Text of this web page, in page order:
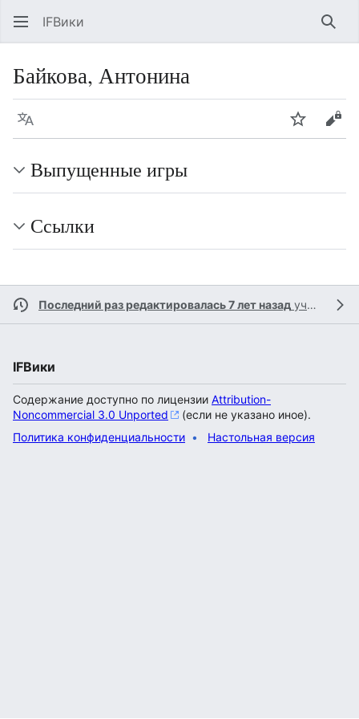
IFВики
Байкова, Антонина
Язык Следить
Выпущенные игры
Ссылки
Последний раз редактировалась 7 лет назад участником
IFВики
Содержание доступно по лицензии Attribution-
Noncommercial 3.0 Unported
(если не указано иное).
Политика конфиденциальности
Настольная версия